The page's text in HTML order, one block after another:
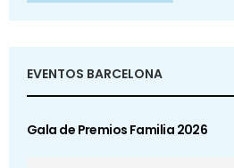
EVENTOS BARCELONA
Gala de Premios Familia 2026